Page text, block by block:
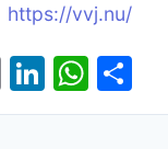
https://vvj.nu/
E
m
Li
n
W
h el